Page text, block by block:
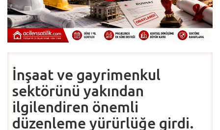
İnşaat ve gayrimenkul
sektörünü yakından
ilgilendiren önemli
düzenleme yürürlüğe girdi.